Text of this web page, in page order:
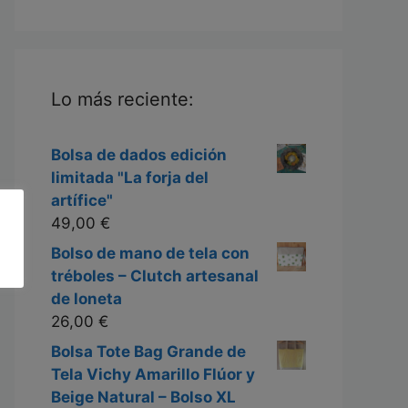
Lo más reciente:
Bolsa de dados edición
limitada "La forja del
artífice"
49,00 €
Bolso de mano de tela con
tréboles – Clutch artesanal
de loneta
26,00 €
Bolsa Tote Bag Grande de
Tela Vichy Amarillo Flúor y
Beige Natural – Bolso XL